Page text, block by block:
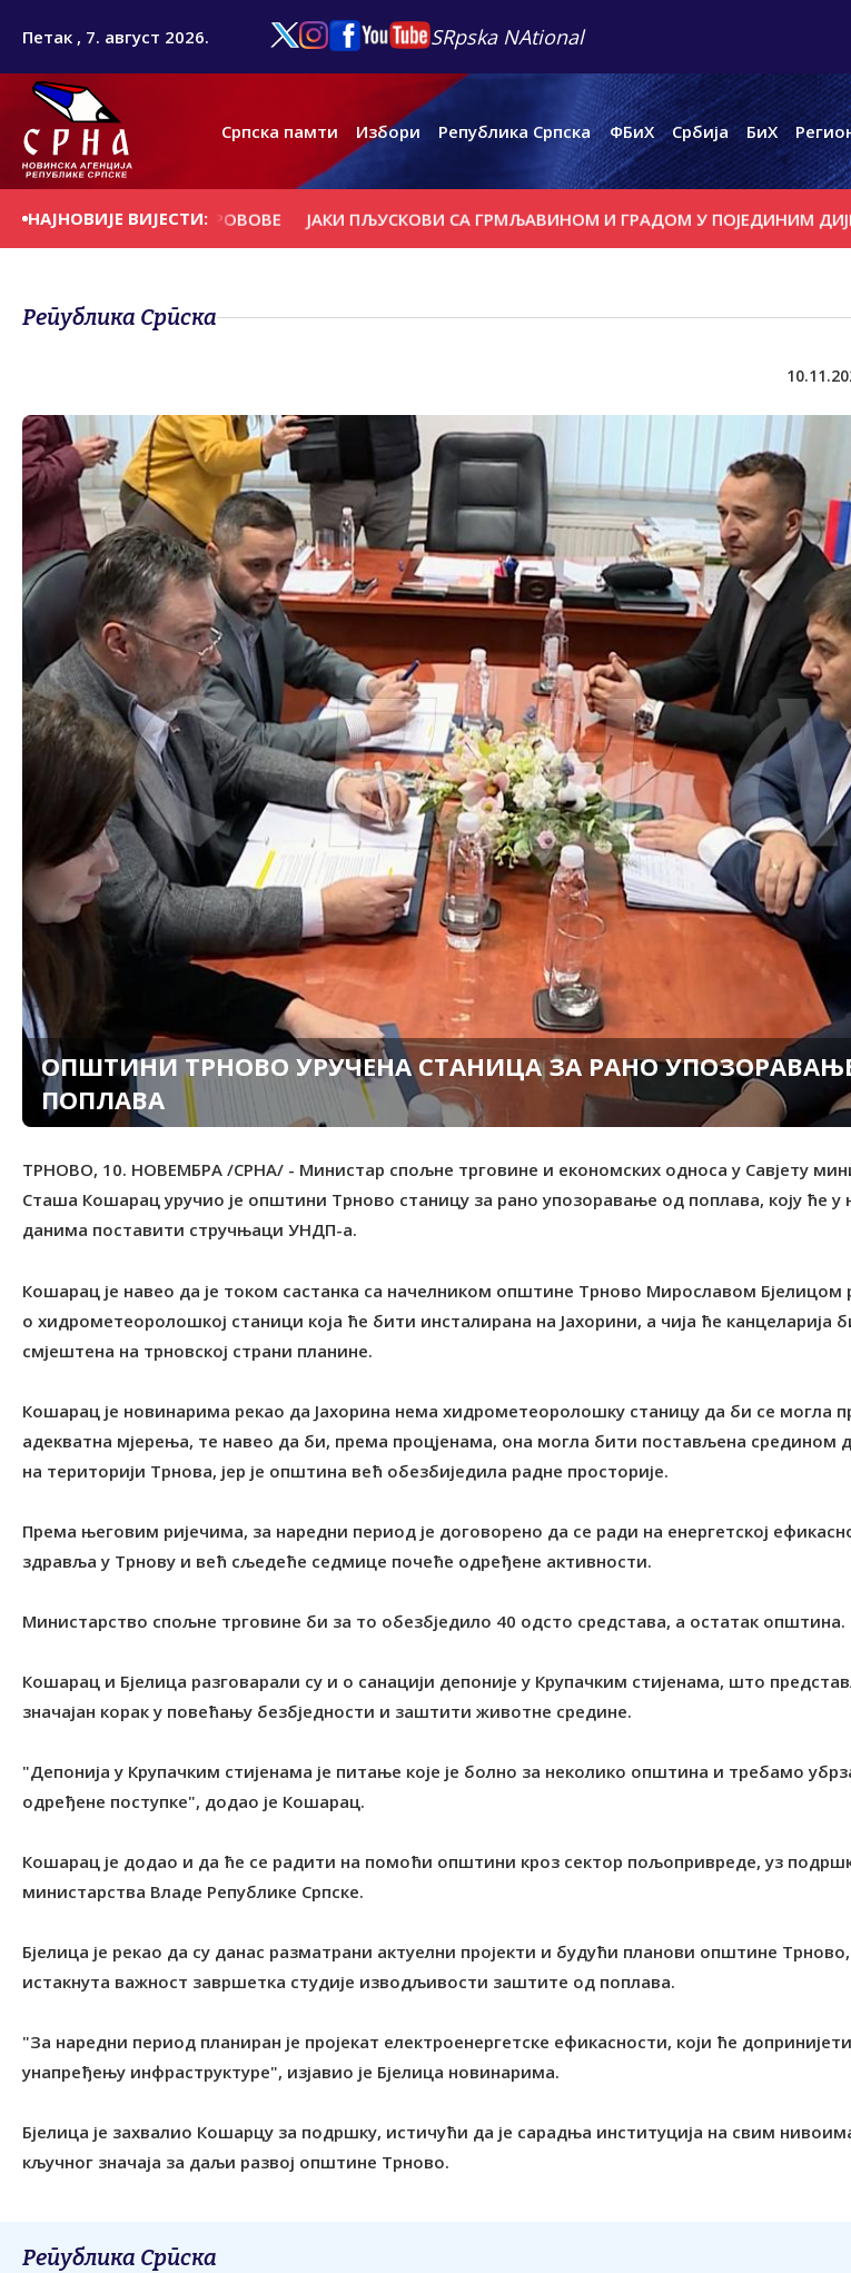
Петак , 7. август 2026. SRpska NAtional
Српска памти Избори Република Српска ФБиХ Србија БиХ
НАЈНОВИЈЕ ВИЈЕСТИ:
И НОСИЛА КРОВОВЕ ЈАКИ ПЉУСКОВИ СА ГРМЉАВИНОМ И ГРАДОМ У ПОЈЕДИНИМ
Република Српска
ОПШТИНИ ТРНОВО УРУЧЕНА СТАНИЦА ЗА РАНО
ПОПЛАВА
ТРНОВО, 10. НОВЕМБРА /СРНА/ - Министар спољне трговине и економских односа у Савјету
Сташа Кошарац уручио је општини Трново станицу за рано упозоравање од поплава, коју ће у
данима поставити стручњаци УНДП-а.
Кошарац је навео да је током састанка са начелником општине Трново Мирославом Бјелицом
о хидрометеоролошкој станици која ће бити инсталирана на Јахорини, а чија ће канцеларија
смјештена на трновској страни планине.
Кошарац је новинарима рекао да Јахорина нема хидрометеоролошку станицу да би се могла
адекватна мјерења, те навео да би, према процјенама, она могла бити постављена средином
на територији Трнова, јер је општина већ обезбиједила радне просторије.
Према његовим ријечима, за наредни период је договорено да се ради на енергетској
здравља у Трнову и већ сљедеће седмице почеће одређене активности.
Министарство спољне трговине би за то обезбједило 40 одсто средстава, а остатак општина.
Кошарац и Бјелица разговарали су и о санацији депоније у Крупачким стијенама, што
значајан корак у повећању безбједности и заштити животне средине.
"Депонија у Крупачким стијенама је питање које је болно за неколико општина и требамо
одређене поступке", додао је Кошарац.
Кошарац је додао и да ће се радити на помоћи општини кроз сектор пољопривреде, уз
министарства Владе Републике Српске.
Бјелица је рекао да су данас разматрани актуелни пројекти и будући планови општине Трново,
истакнута важност завршетка студије изводљивости заштите од поплава.
"За наредни период планиран је пројекат електроенергетске ефикасности, који ће допринијети
унапређењу инфраструктуре", изјавио је Бјелица новинарима.
Бјелица је захвалио Кошарцу за подршку, истичући да је сарадња институција на свим
кључног значаја за даљи развој општине Трново.
Република Српска